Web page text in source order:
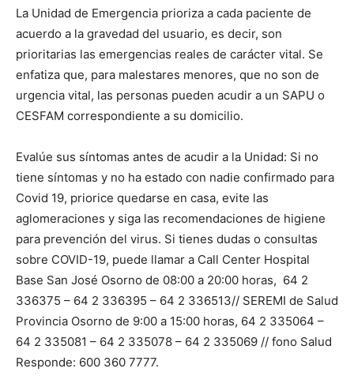
La Unidad de Emergencia prioriza a cada paciente de
acuerdo a la gravedad del usuario, es decir, son
prioritarias las emergencias reales de carácter vital. Se
enfatiza que, para malestares menores, que no son de
urgencia vital, las personas pueden acudir a un SAPU o
CESFAM correspondiente a su domicilio.
Evalúe sus síntomas antes de acudir a la Unidad: Si no
tiene síntomas y no ha estado con nadie confirmado para
Covid 19, priorice quedarse en casa, evite las
aglomeraciones y siga las recomendaciones de higiene
para prevención del virus. Si tienes dudas o consultas
sobre COVID-19, puede llamar a Call Center Hospital
Base San José Osorno de 08:00 a 20:00 horas, 64 2
336375 – 64 2 336395 – 64 2 336513// SEREMI de Salud
Provincia Osorno de 9:00 a 15:00 horas, 64 2 335064 –
64 2 335081 – 64 2 335078 – 64 2 335069 // fono Salud
Responde: 600 360 7777.